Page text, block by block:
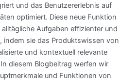
und das Benutzererlebnis auf
optimiert. Diese neue Funktion
Aufgaben effizienter und
indem sie das Produktswissen von
und kontextuell relevante
diesem Blogbeitrag werfen wir
und Funktionen von